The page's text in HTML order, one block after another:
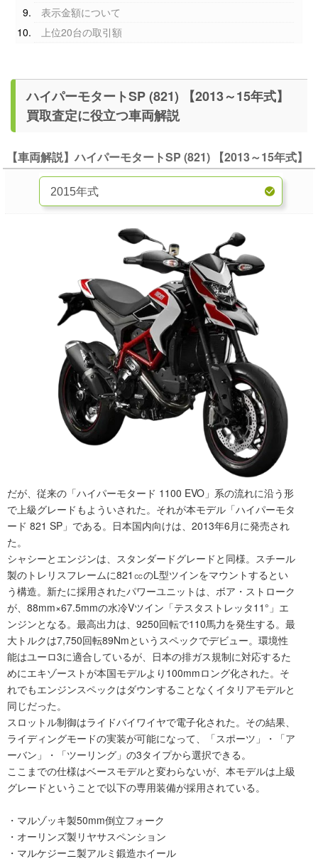
表示金額について
上位20台の取引額
ハイパーモタートSP (821) 【2013～15年式】
買取査定に役立つ車両解説
【車両解説】ハイパーモタートSP (821) 【2013～15年式】
だが、従来の「ハイパーモタード 1100 EVO」系の流れに沿う形
で上級グレードもよういされた。それが本モデル「ハイパーモタ
ード 821 SP」である。日本国内向けは、2013年6月に発売され
た。
シャシーとエンジンは、スタンダードグレードと同様。スチール
製のトレリスフレームに821㏄のL型ツインをマウントするとい
う構造。新たに採用されたパワーユニットは、ボア・ストローク
が、88mm×67.5mmの水冷Vツイン「テスタストレッタ11°」エ
ンジンとなる。最高出力は、9250回転で110馬力を発生する。最
大トルクは7,750回転89Nmというスペックでデビュー。環境性
能はユーロ3に適合しているが、日本の排ガス規制に対応するた
めにエキゾーストが本国モデルより100mmロング化された。そ
れでもエンジンスペックはダウンすることなくイタリアモデルと
同じだった。
スロットル制御はライドバイワイヤで電子化された。その結果、
ライディングモードの実装が可能になって、「スポーツ」・「ア
ーバン」・「ツーリング」の3タイプから選択できる。
ここまでの仕様はベースモデルと変わらないが、本モデルは上級
グレードということで以下の専用装備が採用されている。
・マルゾッキ製50mm倒立フォーク
・オーリンズ製リヤサスペンション
・マルケジーニ製アルミ鍛造ホイール